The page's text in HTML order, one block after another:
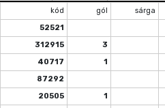
kód gól sárga
52521
312915
3
40717 1
87292
20505 1